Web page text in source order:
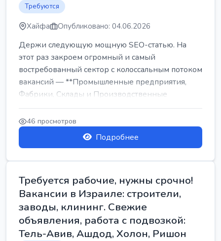
Требуются
Хайфа Опубликовано: 04.06.2026
Держи следующую мощную SEO-статью. На
этот раз закроем огромный и самый
востребованный сектор с колоссальным потоком
вакансий — **Промышленные предприятия,
Фабрики, Склады и Производственные
заводы** ...
46 просмотров
Подробнее
Требуется рабочие, нужны срочно!
Вакансии в Израиле: строители,
заводы, клининг. Свежие
объявления, работа с подвозкой:
Тель-Авив, Ашдод, Холон, Ришон